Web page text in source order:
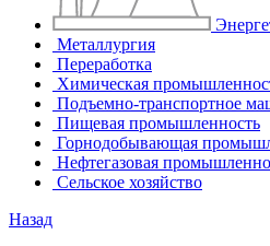
Металлургия
Переработка
Химическая
Подъемно-транспортное
Пищевая промышленность
Горнодобывающая
Нефтегазовая
Сельское хозяйство
Назад